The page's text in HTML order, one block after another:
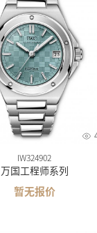
美度
精工
卡
IW324902
万国工程师系列
暂无报价